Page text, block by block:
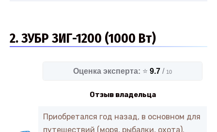
2. ЗУБР ЗИГ-1200 (1000 Вт)
Оценка эксперта: ⭐ 9.7 / 10
Отзыв владельца
Приобретался год назад, в основном для
путешествий (моря, рыбалки, охота).